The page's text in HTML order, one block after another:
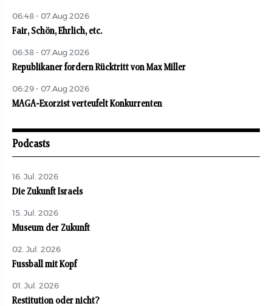
06:48 - 07.Aug 2026
Fair, Schön, Ehrlich, etc.
06:38 - 07.Aug 2026
Republikaner fordern Rücktritt von Max Miller
06:29 - 07.Aug 2026
MAGA-Exorzist verteufelt Konkurrenten
Podcasts
16. Jul. 2026
Die Zukunft Israels
15. Jul. 2026
Museum der Zukunft
02. Jul. 2026
Fussball mit Kopf
01. Jul. 2026
Restitution oder nicht?